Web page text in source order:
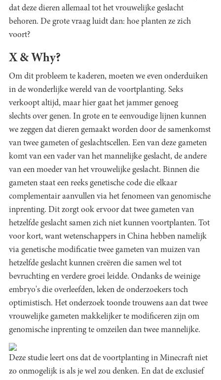
dat deze dieren allemaal tot het vrouwelijke geslacht
behoren. De grote vraag luidt dan: hoe planten ze zich
voort?
X & Why?
Om dit probleem te kaderen, moeten we even onderduiken
in de wonderlijke wereld van de voortplanting. Seks
verkoopt altijd, maar hier gaat het jammer genoeg
slechts over genen. In grote en te eenvoudige lijnen kunnen
we zeggen dat dieren gemaakt worden door de samenkomst
van twee gameten of geslachtscellen. Een van deze gameten
komt van een vader van het mannelijke geslacht, de andere
van een moeder van het vrouwelijke geslacht. Binnen die
gameten staat een reeks genetische code die elkaar
complementair aanvullen via het fenomeen van genomische
inprenting. Dit zorgt ook ervoor dat twee gameten van
hetzelfde geslacht samen zich niet kunnen voortplanten. Tot
voor kort, want wetenschappers in China hebben namelijk
via genetische modificatie twee gameten van muizen van
hetzelfde geslacht kunnen creëren die samen wel tot
bevruchting en verdere groei leidde. Ondanks de weinige
embryo's die overleefden, leken de onderzoekers toch
optimistisch. Het onderzoek toonde trouwens aan dat twee
vrouwelijke gameten makkelijker te modificeren zijn om
genomische inprenting te omzeilen dan twee mannelijke.
Deze studie leert ons dat de voortplanting in Minecraft niet
zo onmogelijk is als je wel zou denken. En dat de exclusief